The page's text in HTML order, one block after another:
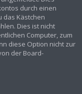
durch einen
das Kästchen
Dies ist nicht
Computer, zum
diese Option nicht zur
der Board-